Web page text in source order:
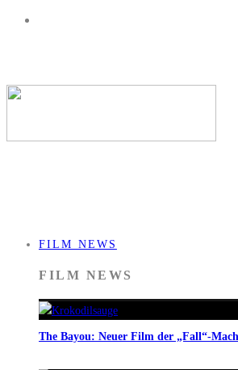
FILM NEWS
FILM NEWS
The Bayou: Neuer Film der „Fall“-